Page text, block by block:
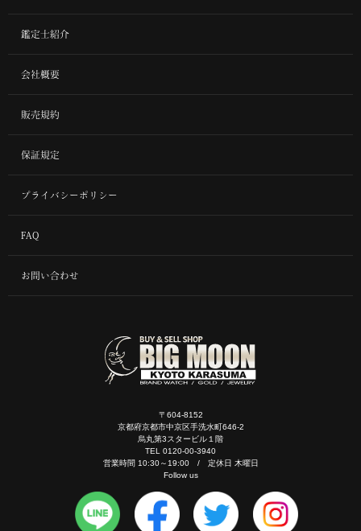
鑑定士紹介
会社概要
販売規約
保証規定
プライバシーポリシー
FAQ
お問い合わせ
〒604-8152
京都府京都市中京区手洗水町646-2
烏丸第3スタービル１階
TEL 0120-00-3940
営業時間 10:30～19:00 / 定休日 木曜日
Follow us